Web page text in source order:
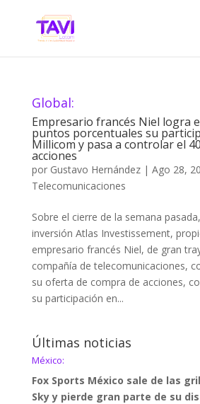
Global:
Empresario francés Niel logra
puntos porcentuales su
Millicom y pasa a controlar el
acciones
por Gustavo Hernández| Ago 28,
Telecomunicaciones
Sobre el cierre de la semana
inversión Atlas Investissement,
empresario francés Niel, de gran
compañía de telecomunicaciones,
su oferta de compra de acciones,
su participación en...
Últimas noticias
México:
Fox Sports México sale de las
Sky y pierde gran parte de su